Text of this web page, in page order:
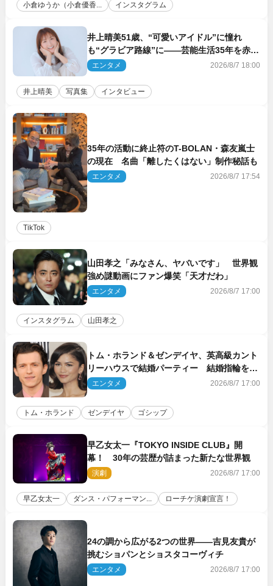
小倉ゆうか（小倉優香... インスタグラム
井上晴美51歳、“可愛いアイドル”に憧れ
も“グラビア路線”に――芸能生活35年を赤
裸々に語る 27年ぶりに写真集発売
エンタメ 2026/8/7 18:00
井上晴美 写真集 インタビュー
35年の活動に終止符のT-BOLAN・森友嵐士
の現在 名曲「離したくはない」制作秘話も
エンタメ 2026/8/7 17:54
TikTok
山田孝之「みなさん、ヤバいです」 世界観
強め謎動画にファン爆笑「天才だわ」
エンタメ 2026/8/7 17:00
インスタグラム 山田孝之
トム・ホランド＆ゼンデイヤ、英高級カント
リーハウスで結婚パーティー 結婚指輪を身
に着けたトムも初キャッチ
エンタメ 2026/8/7 17:00
トム・ホランド ゼンデイヤ ゴシップ
早乙女太一『TOKYO INSIDE CLUB』開
幕！ 30年の芸歴が詰まった新たな世界観
演劇 2026/8/7 17:00
早乙女太一 ダンス・パフォーマン... ローチケ演劇宣言！
24の調から広がる2つの世界――吉見友貴が
挑むショパンとショスタコーヴィチ
エンタメ 2026/8/7 17:00